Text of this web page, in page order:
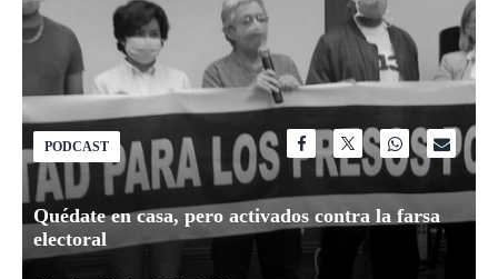
PODCAST
Quédate en casa, pero activados contra la farsa
electoral